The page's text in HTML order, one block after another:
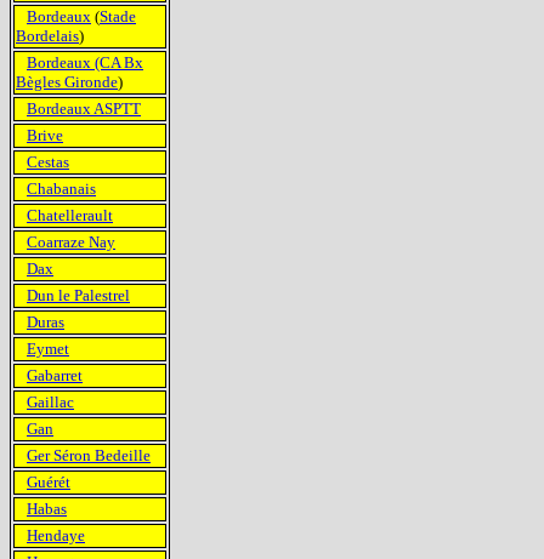
Bordeaux (Stade
Bordelais)
Bordeaux (CA Bx
Bègles Gironde)
Bordeaux ASPTT
Brive
Cestas
Chabanais
Chatellerault
Coarraze Nay
Dax
Dun le Palestrel
Duras
Eymet
Gabarret
Gaillac
Gan
Ger Séron Bedeille
Guérét
Habas
Hendaye